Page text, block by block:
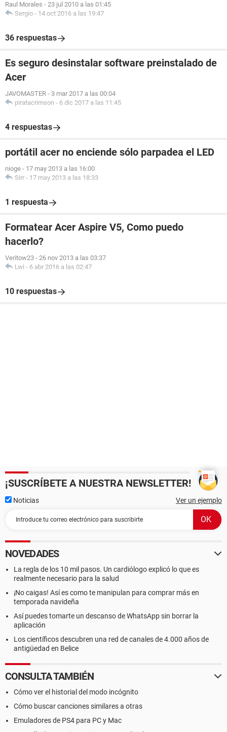
Raul Morales - 23 jul 2010 a las 01:45
Sergio - 14 oct 2016 a las 19:47
36 respuestas
Es seguro desinstalar software preinstalado de
Acer
JAVOMASTER - 3 mar 2017 a las 00:04
piratacrimson - 6 dic 2017 a las 11:45
4 respuestas
portátil acer no enciende sólo parpadea el LED
nioge - 17 may 2013 a las 16:00
Sirr - 17 may 2013 a las 18:33
1 respuesta
Formatear Acer Aspire V5, Como puedo
hacerlo?
Veritow23 - 26 nov 2013 a las 03:37
Lwi - 6 abr 2016 a las 02:47
10 respuestas
¡SUSCRÍBETE A NUESTRA NEWSLETTER!
Noticias Ver un ejemplo
NOVEDADES
La regla de los 10 mil pasos. Un cardiólogo explicó lo que es
realmente necesario para la salud
¡No caigas! Así es como te manipulan para comprar más en
temporada navideña
Así puedes tomarte un descanso de WhatsApp sin borrar la
aplicación
Los científicos descubren una red de canales de 4.000 años de
antigüedad en Belice
CONSULTA TAMBIÉN
Cómo ver el historial del modo incógnito
Cómo buscar canciones similares a otras
Emuladores de PS4 para PC y Mac